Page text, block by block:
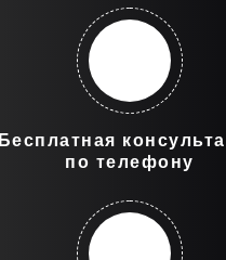
Бесплатная
по телефону